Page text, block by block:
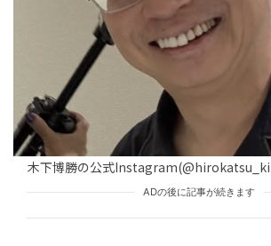
木下博勝の公式
ADの後に記事が続きます